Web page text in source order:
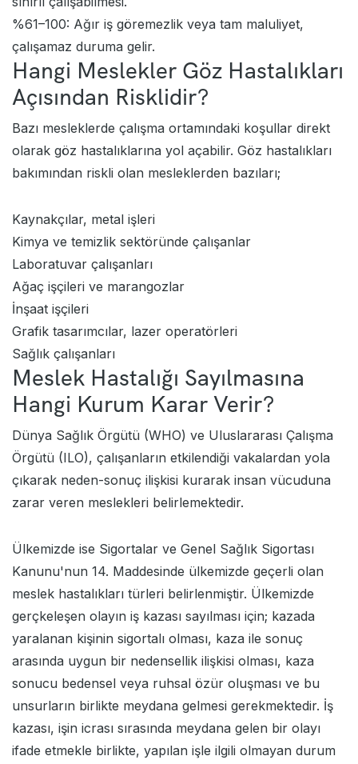
%61–100: Ağır iş göremezlik veya tam maluliyet,
çalışamaz duruma gelir.
Hangi Meslekler Göz Hastalıkları
Açısından Risklidir?
Bazı mesleklerde çalışma ortamındaki koşullar direkt
olarak göz hastalıklarına yol açabilir. Göz hastalıkları
bakımından riskli olan mesleklerden bazıları;
Kaynakçılar, metal işleri
Kimya ve temizlik sektöründe çalışanlar
Laboratuvar çalışanları
Ağaç işçileri ve marangozlar
İnşaat işçileri
Grafik tasarımcılar, lazer operatörleri
Sağlık çalışanları
Meslek Hastalığı Sayılmasına
Hangi Kurum Karar Verir?
Dünya Sağlık Örgütü (WHO) ve Uluslararası Çalışma
Örgütü (ILO), çalışanların etkilendiği vakalardan yola
çıkarak neden-sonuç ilişkisi kurarak insan vücuduna
zarar veren meslekleri belirlemektedir.
Ülkemizde ise Sigortalar ve Genel Sağlık Sigortası
Kanunu'nun 14. Maddesinde ülkemizde geçerli olan
meslek hastalıkları türleri belirlenmiştir. Ülkemizde
gerçkeleşen olayın iş kazası sayılması için; kazada
yaralanan kişinin sigortalı olması, kaza ile sonuç
arasında uygun bir nedensellik ilişkisi olması, kaza
sonucu bedensel veya ruhsal özür oluşması ve bu
unsurların birlikte meydana gelmesi gerekmektedir. İş
kazası, işin icrası sırasında meydana gelen bir olayı
ifade etmekle birlikte, yapılan işle ilgili olmayan durum